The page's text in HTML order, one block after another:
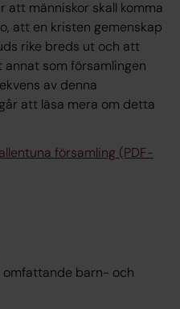
att människor skall komma
att en kristen gemenskap
rike breds ut och att
som församlingen
av denna
att läsa mera om detta
församling (PDF-
omfattande barn- och